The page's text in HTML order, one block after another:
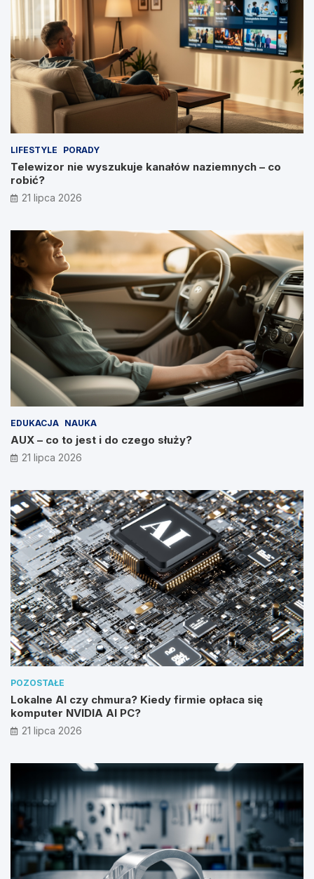
LIFESTYLE PORADY
Telewizor nie wyszukuje kanałów naziemnych – co
robić?
21 lipca 2026
EDUKACJA NAUKA
AUX – co to jest i do czego służy?
21 lipca 2026
POZOSTAŁE
Lokalne AI czy chmura? Kiedy firmie opłaca się
komputer NVIDIA AI PC?
21 lipca 2026